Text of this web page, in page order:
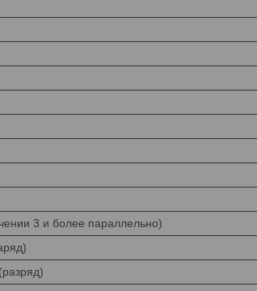
3 и более параллельно)